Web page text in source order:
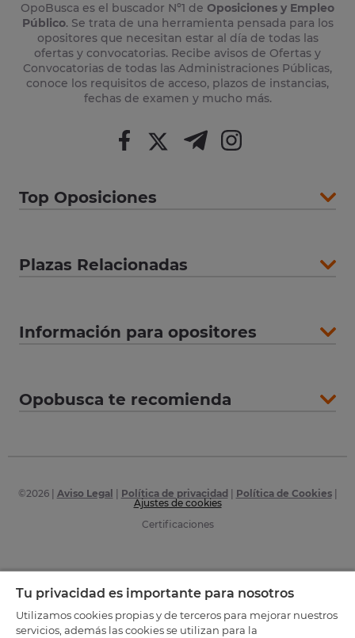
OpoBusca es el buscador Nº1 de Oposiciones y Empleo
Público. Se trata de una herramienta pensada para los
opositores que necesitan estar al día de todas las
ofertas y convocatorias. Recibe avisos de Ofertas y
Convocatorias de todas las Administraciones Públicas,
conoce los requisitos de acceso, plazos de instancias,
fechas de examen y mucho más.
Top Oposiciones
Plazas Relacionadas
Información para opositores
Opobusca te recomienda
©2026| Aviso Legal Política de privacidad Política de Cookies|
Ajustes de cookies
Certificaciones
Tu privacidad es importante para nosotros
Utilizamos cookies propias y de terceros para mejorar nuestros
servicios, además las cookies se utilizan para la